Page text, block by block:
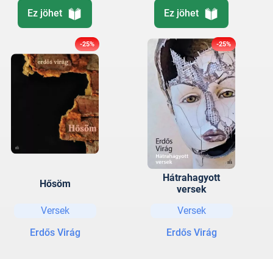
Ez jöhet Ez jöhet
-25%
Hősöm
Versek
Erdős Virág
-25%
Hátrahagyott
versek
Versek
Erdős Virág